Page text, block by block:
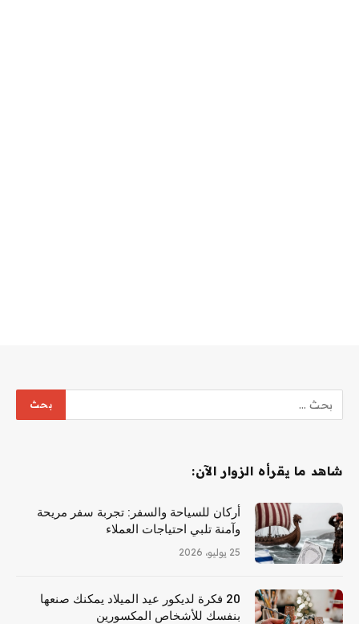
شاهد ما يقرأه الزوار الآن:
أركان للسياحة والسفر: تجربة سفر مريحة
وآمنة تلبي احتياجات العملاء
25 يوليو، 2026
20 فكرة لديكور عيد الميلاد يمكنك صنعها
بنفسك للأشخاص المكسورين